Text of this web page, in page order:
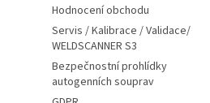
Hodnocení obchodu
Servis / Kalibrace / Validace/
WELDSCANNER S3
Bezpečnostní prohlídky
autogenních souprav